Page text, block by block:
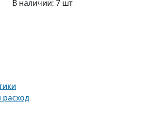
В наличии: 7 шт